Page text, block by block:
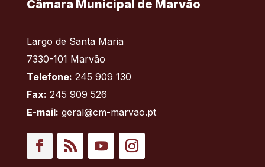
Câmara Municipal de Marvão
Largo de Santa Maria
7330-101 Marvão
Telefone: 245 909 130
Fax: 245 909 526
E-mail: geral@cm-marvao.pt